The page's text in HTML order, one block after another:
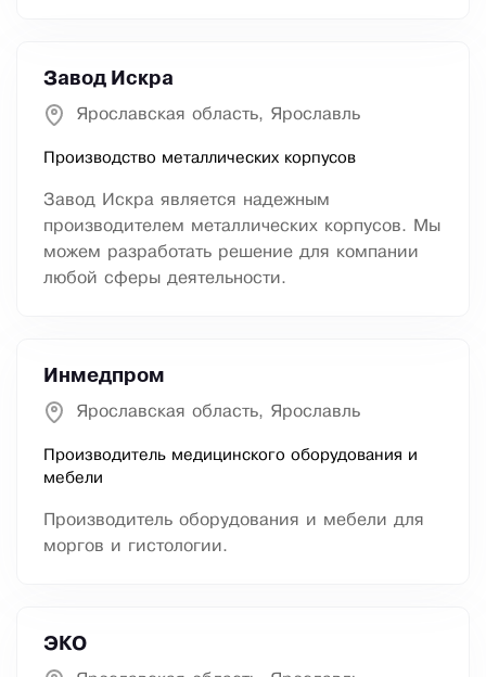
Завод Искра
Ярославская область, Ярославль
Производство металлических корпусов
Завод Искра является надежным
производителем металлических корпусов. Мы
можем разработать решение для компании
любой сферы деятельности.
Инмедпром
Ярославская область, Ярославль
Производитель медицинского оборудования и
мебели
Производитель оборудования и мебели для
моргов и гистологии.
ЭКО